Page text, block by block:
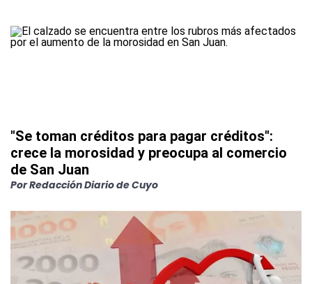
"Se toman créditos para pagar créditos":
crece la morosidad y preocupa al comercio
de San Juan
PorRedacción Diario de Cuyo